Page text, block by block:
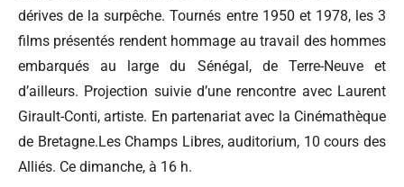
dérives de la surpêche. Tournés entre 1950 et 1978, les 3
films présentés rendent hommage au travail des hommes
embarqués au large du Sénégal, de Terre-Neuve et
d’ailleurs. Projection suivie d’une rencontre avec Laurent
Girault-Conti, artiste. En partenariat avec la Cinémathèque
de Bretagne.Les Champs Libres, auditorium, 10 cours des
Alliés. Ce dimanche, à 16 h.